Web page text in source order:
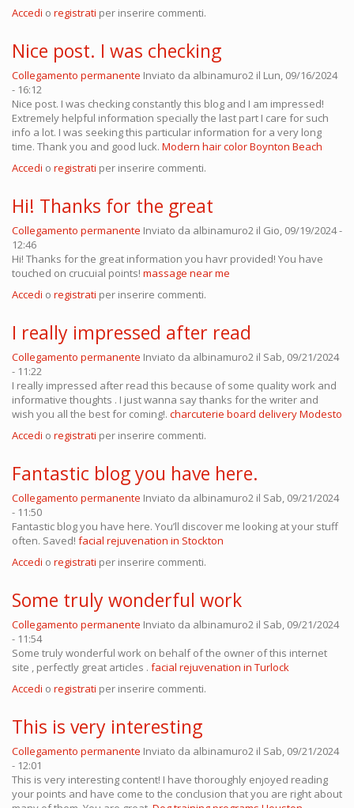
Accedi o registrati per inserire commenti.
Nice post. I was checking
Collegamento permanente Inviato da albinamuro2 il Lun, 09/16/2024
- 16:12
Nice post. I was checking constantly this blog and I am impressed!
Extremely helpful information specially the last part I care for such
info a lot. I was seeking this particular information for a very long
time. Thank you and good luck. Modern hair color Boynton Beach
Accedi o registrati per inserire commenti.
Hi! Thanks for the great
Collegamento permanente Inviato da albinamuro2 il Gio, 09/19/2024 -
12:46
Hi! Thanks for the great information you havr provided! You have
touched on crucuial points! massage near me
Accedi o registrati per inserire commenti.
I really impressed after read
Collegamento permanente Inviato da albinamuro2 il Sab, 09/21/2024
- 11:22
I really impressed after read this because of some quality work and
informative thoughts . I just wanna say thanks for the writer and
wish you all the best for coming!. charcuterie board delivery Modesto
Accedi o registrati per inserire commenti.
Fantastic blog you have here.
Collegamento permanente Inviato da albinamuro2 il Sab, 09/21/2024
- 11:50
Fantastic blog you have here. You’ll discover me looking at your stuff
often. Saved! facial rejuvenation in Stockton
Accedi o registrati per inserire commenti.
Some truly wonderful work
Collegamento permanente Inviato da albinamuro2 il Sab, 09/21/2024
- 11:54
Some truly wonderful work on behalf of the owner of this internet
site , perfectly great articles . facial rejuvenation in Turlock
Accedi o registrati per inserire commenti.
This is very interesting
Collegamento permanente Inviato da albinamuro2 il Sab, 09/21/2024
- 12:01
This is very interesting content! I have thoroughly enjoyed reading
your points and have come to the conclusion that you are right about